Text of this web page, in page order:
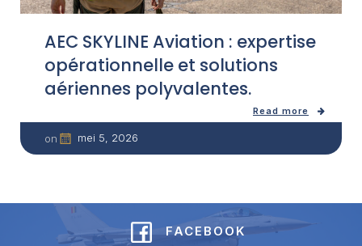
AEC SKYLINE Aviation : expertise
opérationnelle et solutions
aériennes polyvalentes.
Read more
on mei 5, 2026
FACEBOOK